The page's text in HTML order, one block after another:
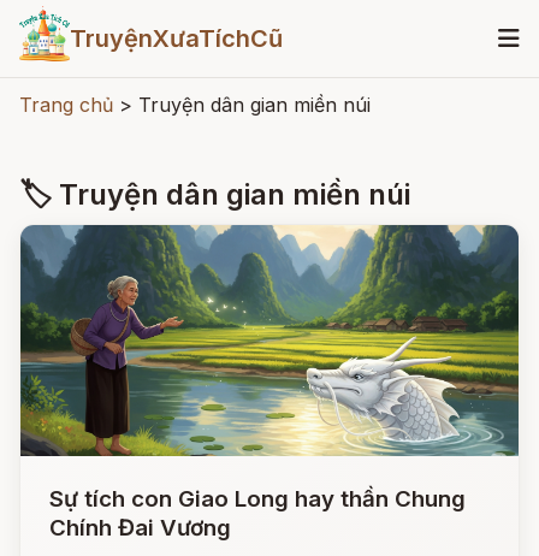
TruyệnXưaTíchCũ
Trang chủ > Truyện dân gian miền núi
🏷 Truyện dân gian miền núi
Sự tích con Giao Long hay thần Chung
Chính Đai Vương